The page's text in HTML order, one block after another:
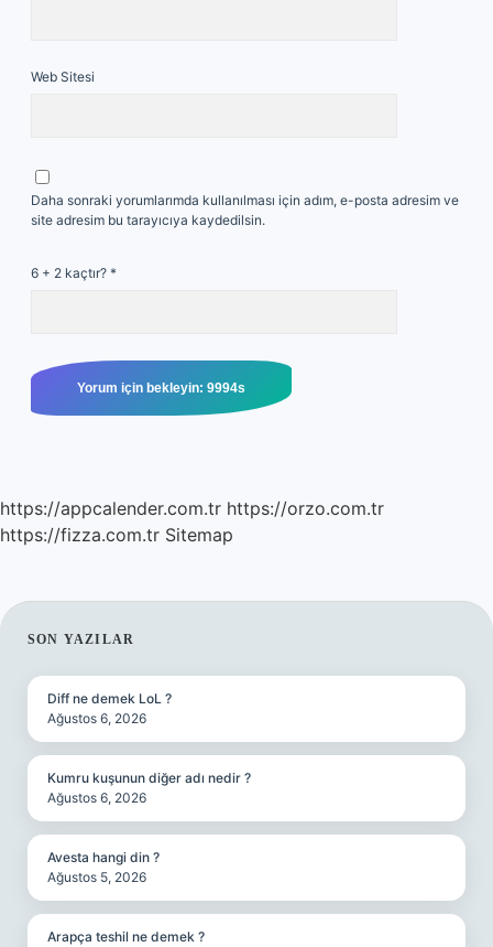
Web Sitesi
Daha sonraki yorumlarımda kullanılması için adım, e-posta adresim ve
site adresim bu tarayıcıya kaydedilsin.
6 + 2 kaçtır? *
https://appcalender.com.tr https://orzo.com.tr
https://fizza.com.tr Sitemap
SIDEBAR
SON YAZILAR
Diff ne demek LoL ?
Ağustos 6, 2026
Kumru kuşunun diğer adı nedir ?
Ağustos 6, 2026
Avesta hangi din ?
Ağustos 5, 2026
Arapça teshil ne demek ?